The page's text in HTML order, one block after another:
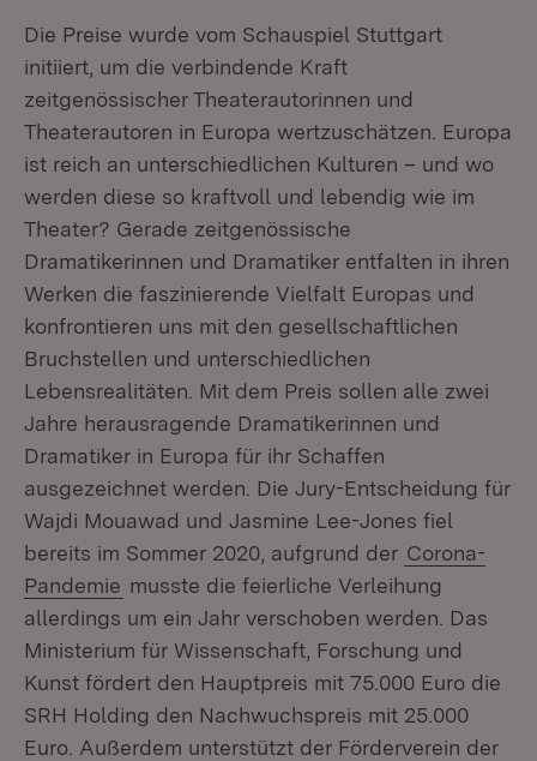
Die Preise wurde vom Schauspiel Stuttgart
initiiert, um die verbindende Kraft
zeitgenössischer Theaterautorinnen und
Theaterautoren in Europa wertzuschätzen. Europa
ist reich an unterschiedlichen Kulturen – und wo
werden diese so kraftvoll und lebendig wie im
Theater? Gerade zeitgenössische
Dramatikerinnen und Dramatiker entfalten in ihren
Werken die faszinierende Vielfalt Europas und
konfrontieren uns mit den gesellschaftlichen
Bruchstellen und unterschiedlichen
Lebensrealitäten. Mit dem Preis sollen alle zwei
Jahre herausragende Dramatikerinnen und
Dramatiker in Europa für ihr Schaffen
ausgezeichnet werden. Die Jury-Entscheidung für
Wajdi Mouawad und Jasmine Lee-Jones fiel
bereits im Sommer 2020, aufgrund der Corona-
Pandemie musste die feierliche Verleihung
allerdings um ein Jahr verschoben werden. Das
Ministerium für Wissenschaft, Forschung und
Kunst fördert den Hauptpreis mit 75.000 Euro die
SRH Holding den Nachwuchspreis mit 25.000
Euro. Außerdem unterstützt der Förderverein der